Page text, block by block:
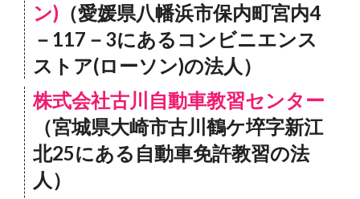
ン) （愛媛県八幡浜市保内町宮内4
－117－3にあるコンビニエンス
ストア(ローソン)の法人）
株式会社古川自動車教習センター
（宮城県大崎市古川鶴ケ埣字新江
北25にある自動車免許教習の法
人）